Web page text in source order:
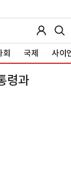
회 국제 사이
령과